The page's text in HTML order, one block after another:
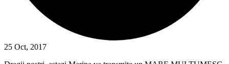
25 Oct, 2017